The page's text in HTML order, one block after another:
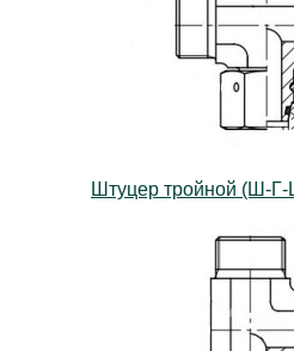
Штуцер тройной (Ш-